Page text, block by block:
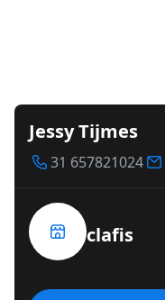
Jessy Tijmes
31 657821024
clafis